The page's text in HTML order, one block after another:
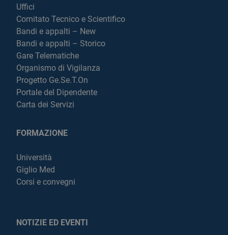
Uffici
Comitato Tecnico e Scientifico
Bandi e appalti – New
Bandi e appalti – Storico
Gare Telematiche
Organismo di Vigilanza
Progetto Ge.Se.T.On
Portale del Dipendente
Carta dei Servizi
FORMAZIONE
Università
Giglio Med
Corsi e convegni
NOTIZIE ED EVENTI